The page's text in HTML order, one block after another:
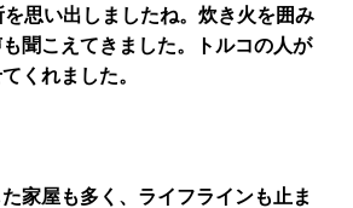
思い出しましたね。炊き火を囲み
聞こえてきました。トルコの人が
くれました。
家屋も多く、ライフラインも止ま